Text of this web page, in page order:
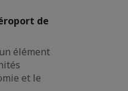
de
élément
et le